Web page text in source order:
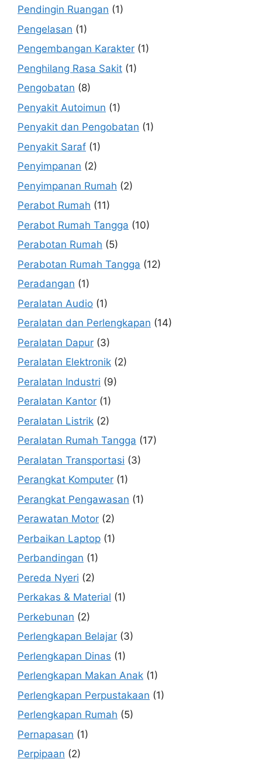
Pendingin Ruangan (1)
Pengelasan (1)
Pengembangan Karakter (1)
Penghilang Rasa Sakit (1)
Pengobatan (8)
Penyakit Autoimun (1)
Penyakit dan Pengobatan (1)
Penyakit Saraf (1)
Penyimpanan (2)
Penyimpanan Rumah (2)
Perabot Rumah (11)
Perabot Rumah Tangga (10)
Perabotan Rumah (5)
Perabotan Rumah Tangga (12)
Peradangan (1)
Peralatan Audio (1)
Peralatan dan Perlengkapan (14)
Peralatan Dapur (3)
Peralatan Elektronik (2)
Peralatan Industri (9)
Peralatan Kantor (1)
Peralatan Listrik (2)
Peralatan Rumah Tangga (17)
Peralatan Transportasi (3)
Perangkat Komputer (1)
Perangkat Pengawasan (1)
Perawatan Motor (2)
Perbaikan Laptop (1)
Perbandingan (1)
Pereda Nyeri (2)
Perkakas & Material (1)
Perkebunan (2)
Perlengkapan Belajar (3)
Perlengkapan Dinas (1)
Perlengkapan Makan Anak (1)
Perlengkapan Perpustakaan (1)
Perlengkapan Rumah (5)
Pernapasan (1)
Perpipaan (2)